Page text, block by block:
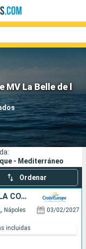
La Belle de l
Compañías
- Mediterráneo
Ordenar
NOËL MÉDITERRANÉEN - NAPLES, LA CÔTE AMALFITAINE ET LA SICILE
Nápoles 03/02/2027
incluidas